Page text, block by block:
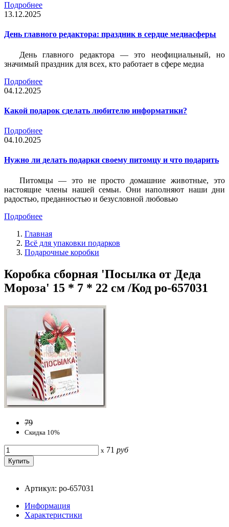
Подробнее
13.12.2025
День главного редактора: праздник в сердце медиасферы
День главного редактора — это неофициальный, но
значимый праздник для всех, кто работает в сфере медиа
Подробнее
04.12.2025
Какой подарок сделать любителю информатики?
Подробнее
04.10.2025
Нужно ли делать подарки своему питомцу и что подарить
Питомцы — это не просто домашние животные, это
настоящие члены нашей семьи. Они наполняют наши дни
радостью, преданностью и безусловной любовью
Подробнее
Главная
Всё для упаковки подарков
Подарочные коробки
Коробка сборная 'Посылка от Деда
Мороза' 15 * 7 * 22 см /Код po-657031
79
Скидка 10%
x 71 руб
Артикул: po-657031
Информация
Характеристики